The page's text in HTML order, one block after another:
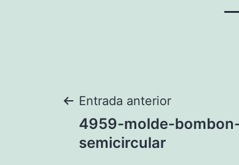
Navegación
de
Entrada anterior
4959-molde-
semicircular